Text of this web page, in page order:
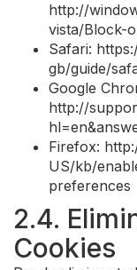
http://
vista/Block-
Safari:
gb/guide/
Google
http://
Firefox:
US/kb/
preferences
2.4.
Cookies